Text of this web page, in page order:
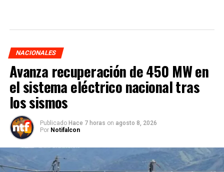
NACIONALES
Avanza recuperación de 450 MW en
el sistema eléctrico nacional tras
los sismos
Publicado Hace 7 horas on agosto 8, 2026
Por Notifalcon